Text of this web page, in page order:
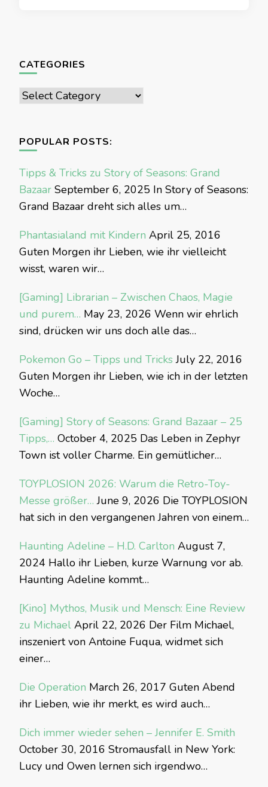
CATEGORIES
Categories
POPULAR POSTS:
Tipps & Tricks zu Story of Seasons: Grand
Bazaar September 6, 2025 In Story of Seasons:
Grand Bazaar dreht sich alles um…
Phantasialand mit Kindern April 25, 2016
Guten Morgen ihr Lieben, wie ihr vielleicht
wisst, waren wir…
[Gaming] Librarian – Zwischen Chaos, Magie
und purem… May 23, 2026 Wenn wir ehrlich
sind, drücken wir uns doch alle das…
Pokemon Go – Tipps und Tricks July 22, 2016
Guten Morgen ihr Lieben, wie ich in der letzten
Woche…
[Gaming] Story of Seasons: Grand Bazaar – 25
Tipps,… October 4, 2025 Das Leben in Zephyr
Town ist voller Charme. Ein gemütlicher…
TOYPLOSION 2026: Warum die Retro-Toy-
Messe größer… June 9, 2026 Die TOYPLOSION
hat sich in den vergangenen Jahren von einem…
Haunting Adeline – H.D. Carlton August 7,
2024 Hallo ihr Lieben, kurze Warnung vor ab.
Haunting Adeline kommt…
[Kino] Mythos, Musik und Mensch: Eine Review
zu Michael April 22, 2026 Der Film Michael,
inszeniert von Antoine Fuqua, widmet sich
einer…
Die Operation March 26, 2017 Guten Abend
ihr Lieben, wie ihr merkt, es wird auch…
Dich immer wieder sehen – Jennifer E. Smith
October 30, 2016 Stromausfall in New York:
Lucy und Owen lernen sich irgendwo…